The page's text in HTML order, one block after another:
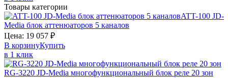
Товары категории
ATT-100 JD-
Media блок аттенюаторов 5 каналов
Цена: 19 057 ₽
В корзинуКупить
в 1 клик
RG-3220 JD-Media многофункциональный блок реле 20 зон